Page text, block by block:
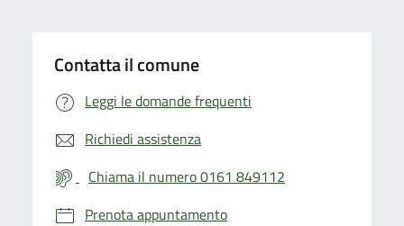
Contatta il comune
Leggi le domande frequenti
Richiedi assistenza
Chiama il numero 0161 849112
Prenota appuntamento